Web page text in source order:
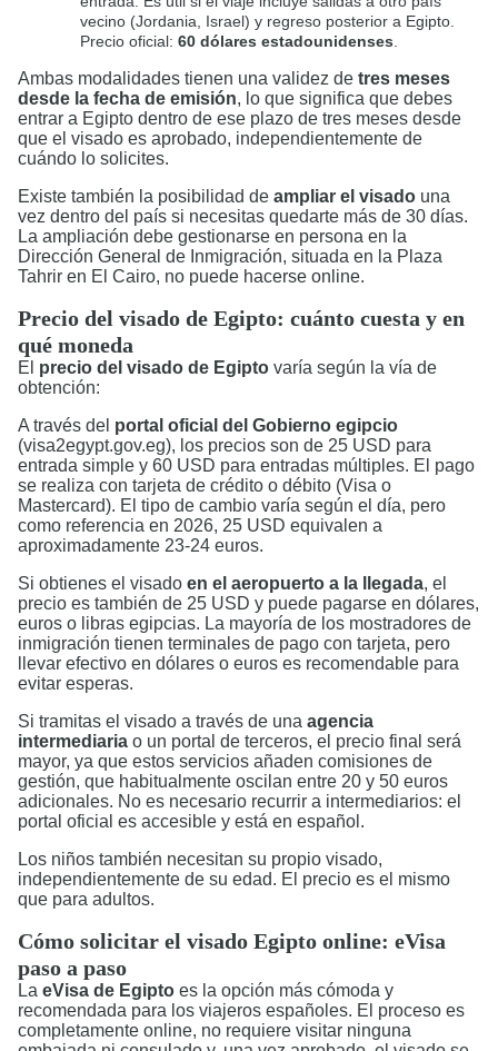
vecino (Jordania, Israel) y regreso posterior a Egipto.
Precio oficial: 60 dólares estadounidenses.
Ambas modalidades tienen una validez de tres meses
desde la fecha de emisión, lo que significa que debes
entrar a Egipto dentro de ese plazo de tres meses desde
que el visado es aprobado, independientemente de
cuándo lo solicites.
Existe también la posibilidad de ampliar el visado una
vez dentro del país si necesitas quedarte más de 30 días.
La ampliación debe gestionarse en persona en la
Dirección General de Inmigración, situada en la Plaza
Tahrir en El Cairo, no puede hacerse online.
Precio del visado de Egipto: cuánto cuesta y en
qué moneda
El precio del visado de Egipto varía según la vía de
obtención:
A través del portal oficial del Gobierno egipcio
(visa2egypt.gov.eg), los precios son de 25 USD para
entrada simple y 60 USD para entradas múltiples. El pago
se realiza con tarjeta de crédito o débito (Visa o
Mastercard). El tipo de cambio varía según el día, pero
como referencia en 2026, 25 USD equivalen a
aproximadamente 23-24 euros.
Si obtienes el visado en el aeropuerto a la llegada, el
precio es también de 25 USD y puede pagarse en dólares,
euros o libras egipcias. La mayoría de los mostradores de
inmigración tienen terminales de pago con tarjeta, pero
llevar efectivo en dólares o euros es recomendable para
evitar esperas.
Si tramitas el visado a través de una agencia
intermediaria o un portal de terceros, el precio final será
mayor, ya que estos servicios añaden comisiones de
gestión, que habitualmente oscilan entre 20 y 50 euros
adicionales. No es necesario recurrir a intermediarios: el
portal oficial es accesible y está en español.
Los niños también necesitan su propio visado,
independientemente de su edad. El precio es el mismo
que para adultos.
Cómo solicitar el visado Egipto online: eVisa
paso a paso
La eVisa de Egipto es la opción más cómoda y
recomendada para los viajeros españoles. El proceso es
completamente online, no requiere visitar ninguna